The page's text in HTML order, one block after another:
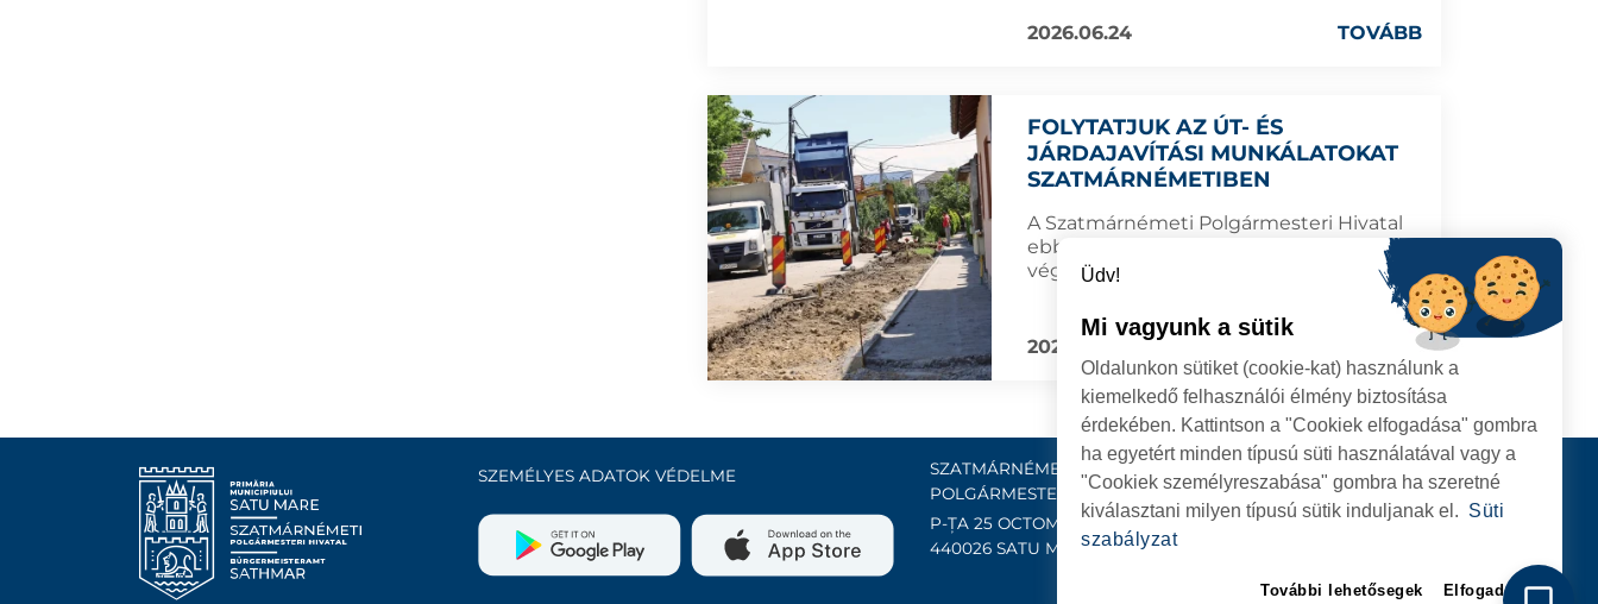
2026.06.24
TOVÁBB
FOLYTATJUK AZ ÚT- ÉS
JÁRDAJAVÍTÁSI MUNKÁLATOKAT
SZATMÁRNÉMETIBEN
A Szatmárnémeti Polgármesteri Hivatal
ebben az időszakban a Prunilor utcában
végez út- és járdajavítási munkálatokat
2026.06.17 TOVÁBB
SZEMÉLYES ADATOK VÉDELME
SZATMÁRNÉMETI
POLGÁRMESTERI HIVATAL
P-ȚA 25 OCTOMBRIE, NR. 1 CORP M,
440026 SATU MARE
Kapcsolat
KÖVESSENEK
Üdv!
Mi vagyunk a sütik
Oldalunkon sütiket (cookie-kat) használunk a
kiemelkedő felhasználói élmény biztosítása
érdekében. Kattintson a "Cookiek elfogadása" gombra
ha egyetért minden típusú süti használatával vagy a
"Cookiek személyreszabása" gombra ha szeretné
kiválasztani milyen típusú sütik induljanak el. Süti
szabályzat
További lehetősegek Elfogadom